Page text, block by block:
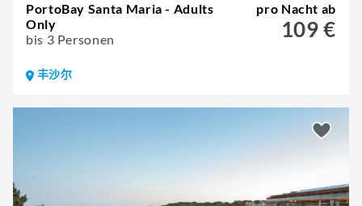
PortoBay Santa Maria - Adults
Only
bis 3 Personen
pro Nacht ab
109 €
丰沙尔